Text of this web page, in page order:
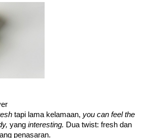
tapi lama kelamaan, you can feel the
yang interesting.
penasaran.